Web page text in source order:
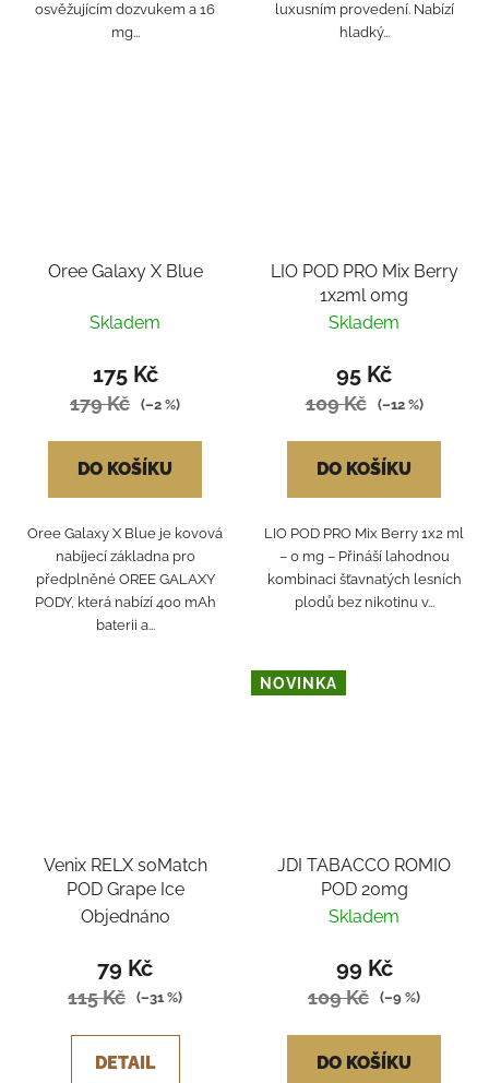
osvěžujícím dozvukem a 16
mg...
luxusním provedení. Nabízí
hladký...
Oree Galaxy X Blue
Skladem
175 Kč
179 Kč (–2 %)
DO KOŠÍKU
Oree Galaxy X Blue je kovová
nabíjecí základna pro
předplněné OREE GALAXY
PODY, která nabízí 400 mAh
baterii a...
LIO POD PRO Mix Berry
1x2ml 0mg
Skladem
95 Kč
109 Kč (–12 %)
DO KOŠÍKU
LIO POD PRO Mix Berry 1x2 ml
– 0 mg – Přináší lahodnou
kombinaci šťavnatých lesních
plodů bez nikotinu v...
Venix RELX soMatch
POD Grape Ice
Objednáno
79 Kč
115 Kč (–31 %)
DETAIL
NOVINKA
JDI TABACCO ROMIO
POD 20mg
Skladem
99 Kč
109 Kč (–9 %)
DO KOŠÍKU